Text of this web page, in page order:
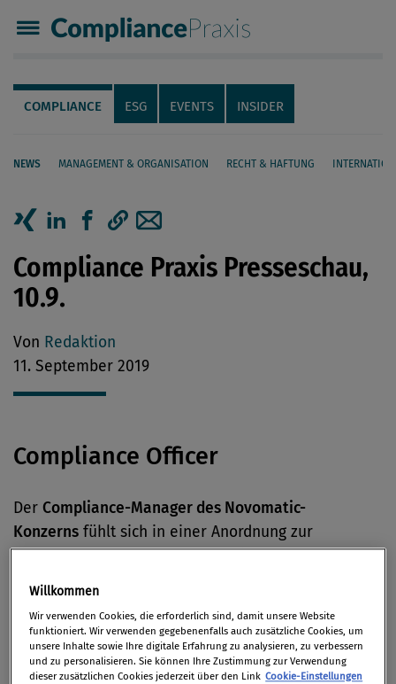
Compliance Praxis
Servicenavigation
Navigation
COMPLIANCE ESG EVENTS INSIDER
NEWS MANAGEMENT & ORGANISATION RECHT & HAFTUNG
Seiteninhalt
Artikel auf Xing teilen
Artikel auf linkedIn teilen
Artikel auf Facebook teilen
Artikellink kopieren
Artikel per Mail teilen
Compliance Praxis Presseschau,
10.9.
Von Redaktion
11. September 2019
Compliance Officer
Der Compliance-Manager des Novomatic-
Konzerns fühlt sich in einer Anordnung zur
Hausdurchsuchung der WKStA falsch
wiedergegeben. Das hält er in einer eidesstättigen
Corporate Governance
Willkommen
Wir verwenden Cookies, die erforderlich sind, damit unsere Website
funktioniert. Wir verwenden gegebenenfalls auch zusätzliche Cookies, um
unsere Inhalte sowie Ihre digitale Erfahrung zu analysieren, zu verbessern
und zu personalisieren. Sie können Ihre Zustimmung zur Verwendung
dieser zusätzlichen Cookies jederzeit über den Link Cookie-Einstellungen